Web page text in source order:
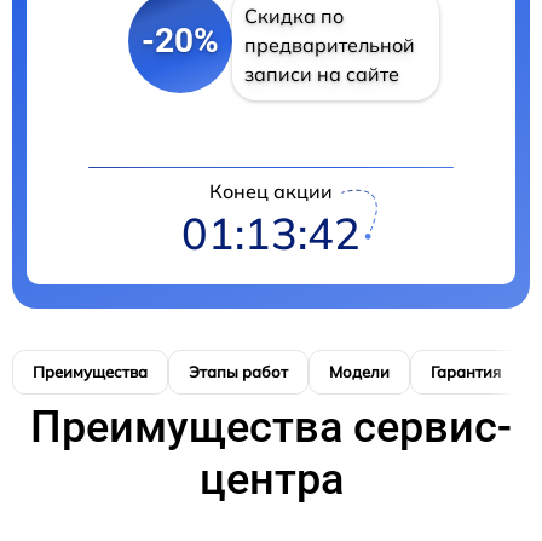
-20%
Скидка по
предварительной
записи на сайте
Конец акции
01:13:41
Преимущества Этапы работ Модели Гарантия
Преимущества сервис-
центра